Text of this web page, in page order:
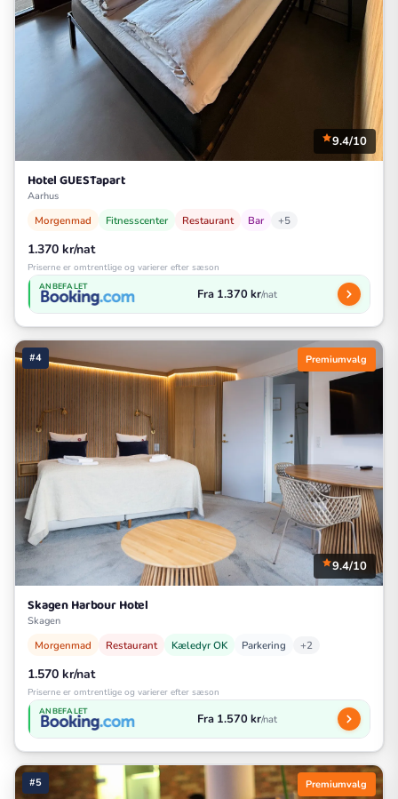
9.4/10
Hotel GUESTapart
Aarhus
Morgenmad Fitnesscenter Restaurant Bar +5
1.370 kr/nat
Priserne er omtrentlige og varierer efter sæson
ANBEFALET Fra 1.370 kr/nat
#4 Premiumvalg
9.4/10
Skagen Harbour Hotel
Skagen
Morgenmad Restaurant Kæledyr OK Parkering +2
1.570 kr/nat
Priserne er omtrentlige og varierer efter sæson
ANBEFALET Fra 1.570 kr/nat
#5 Premiumvalg